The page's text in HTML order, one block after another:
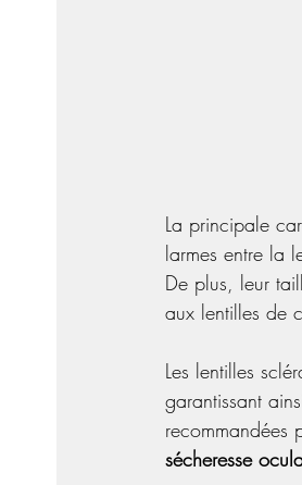
La principale
larmes entre la
De plus, leur
aux lentilles de
Les lentilles
garantissant
recommandées
sécheresse